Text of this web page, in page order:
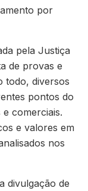
por
pela Justiça
de provas e
todo, diversos
pontos do
comerciais.
e valores em
nos
divulgação de